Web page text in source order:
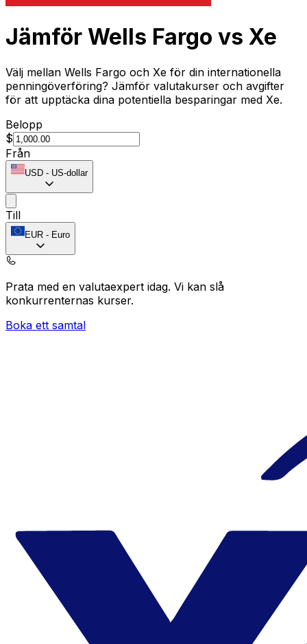
Jämför Wells Fargo vs Xe
Välj mellan Wells Fargo och Xe för din internationella
penningöverföring? Jämför valutakurser och avgifter
för att upptäcka dina potentiella besparingar med Xe.
Belopp
$
Från
USD - US-dollar
Till
EUR - Euro
Prata med en valutaexpert idag. Vi kan slå
konkurrenternas kurser.
Boka ett samtal